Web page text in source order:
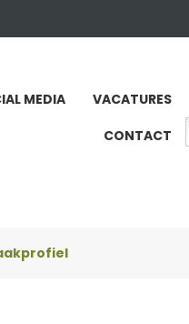
MEDIA
VACATURES
CONTACT